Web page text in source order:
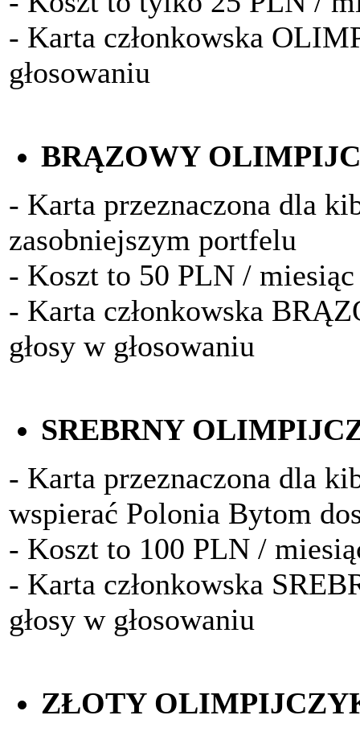
- Karta członkowska
głosowaniu
BRĄZOWY
- Karta przeznaczona dla
zasobniejszym portfelu
- Koszt to 50 PLN / miesiąc
- Karta członkowska
głosy w głosowaniu
SREBRNY
- Karta przeznaczona dla
wspierać Polonia Bytom
- Koszt to 100 PLN /
- Karta członkowska
głosy w głosowaniu
ZŁOTY